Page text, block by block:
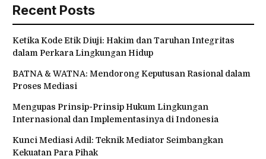
Recent Posts
Ketika Kode Etik Diuji: Hakim dan Taruhan Integritas
dalam Perkara Lingkungan Hidup
BATNA & WATNA: Mendorong Keputusan Rasional dalam
Proses Mediasi
Mengupas Prinsip-Prinsip Hukum Lingkungan
Internasional dan Implementasinya di Indonesia
Kunci Mediasi Adil: Teknik Mediator Seimbangkan
Kekuatan Para Pihak